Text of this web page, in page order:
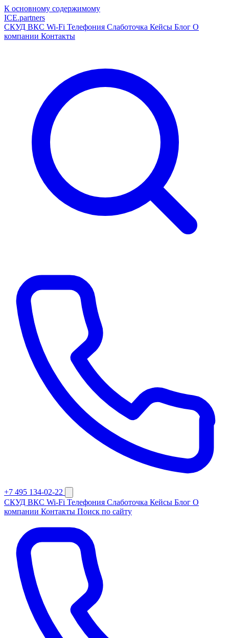
К основному содержимому
ICE.partners
СКУД ВКС Wi-Fi Телефония Слаботочка Кейсы Блог О
компании Контакты
+7 495 134-02-22
СКУД ВКС Wi-Fi Телефония Слаботочка Кейсы Блог О
компании Контакты Поиск по сайту